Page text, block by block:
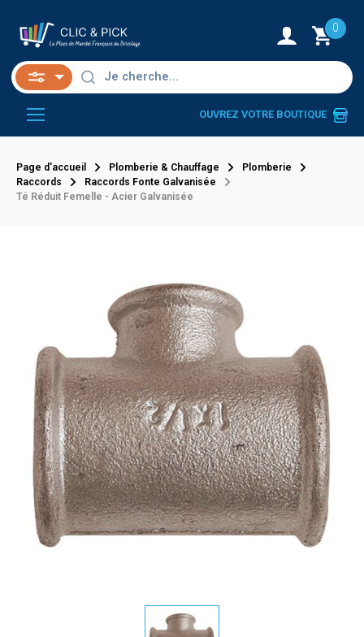
0
OUVREZ VOTRE BOUTIQUE
Page d'accueil Plomberie & Chauffage
Plomberie
Raccords
Raccords Fonte Galvanisée
Té Réduit Femelle - Acier Galvanisée